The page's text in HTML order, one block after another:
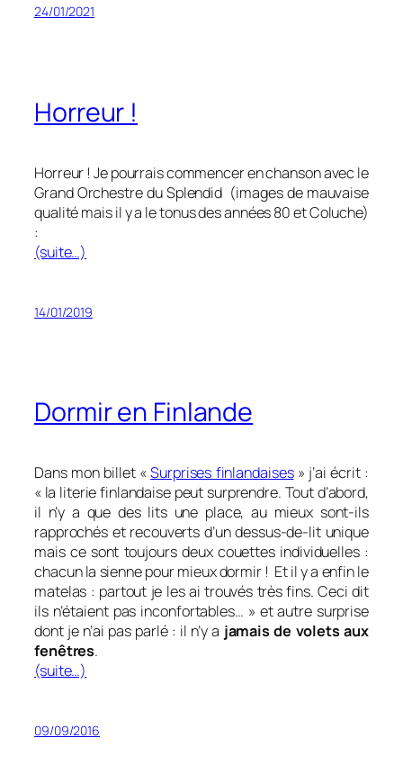
24/01/2021
Horreur !
Horreur ! Je pourrais commencer en chanson avec le
Grand Orchestre du Splendid (images de mauvaise
qualité mais il y a le tonus des années 80 et Coluche)
:
(suite…)
14/01/2019
Dormir en Finlande
Dans mon billet «Surprises finlandaises» j’ai écrit :
« la literie finlandaise peut surprendre. Tout d’abord,
il n’y a que des lits une place, au mieux sont-ils
rapprochés et recouverts d’un dessus-de-lit unique
mais ce sont toujours deux couettes individuelles :
chacun la sienne pour mieux dormir ! Et il y a enfin le
matelas : partout je les ai trouvés très fins. Ceci dit
ils n’étaient pas inconfortables… » et autre surprise
dont je n’ai pas parlé : il n’y a jamais de volets aux
fenêtres.
(suite…)
09/09/2016